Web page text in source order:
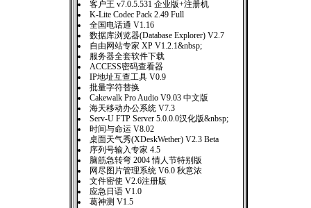
客户王 v7.0.5.531 企业版+注册机
K-Lite Codec Pack 2.49 Full
全国电话通 V1.16
数据库浏览器(Database Explorer) V2.7
自由网站专家 XP V1.2.1&nbsp;
服务器全套软件下载
ACCESS密码查看器
IP地址互查工具 V0.9
批量字符替换
Cakewalk Pro Audio V9.03 中文版
海天移动办公系统 V7.3
Serv-U FTP Server 5.0.0.0汉化版&nbsp;
时间与命运 V8.02
桌面天气秀(XDeskWether) V2.3 Beta
序列号输入专家 4.5
脑筋急转弯 2004 情人节特别版
网尽图片管理系统 V6.0 秋意浓
文件密使 V2.6注册版
应急日语 V1.0
葛神测 V1.5